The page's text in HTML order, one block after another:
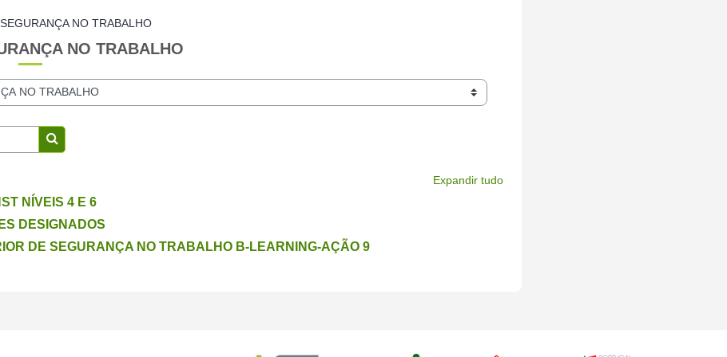
NO TRABALHO
NO TRABALHO
Procurar disciplinas
Expandir tudo
NÍVEIS 4 E 6
DESIGNADOS
DE SEGURANÇA NO TRABALHO B-LEARNING-AÇÃO 9